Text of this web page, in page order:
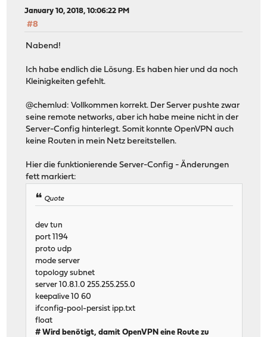
January 10, 2018, 10:06:22 PM
#8
Nabend!
Ich habe endlich die Lösung. Es haben hier und da noch
Kleinigkeiten gefehlt.
@chemlud: Vollkommen korrekt. Der Server pushte zwar
seine remote networks, aber ich habe meine nicht in der
Server-Config hinterlegt. Somit konnte OpenVPN auch
keine Routen in mein Netz bereitstellen.
Hier die funktionierende Server-Config - Änderungen
fett markiert:
Quote
dev tun
port 1194
proto udp
mode server
topology subnet
server 10.8.1.0 255.255.255.0
keepalive 10 60
ifconfig-pool-persist ipp.txt
float
# Wird benötigt, damit OpenVPN eine Route zu